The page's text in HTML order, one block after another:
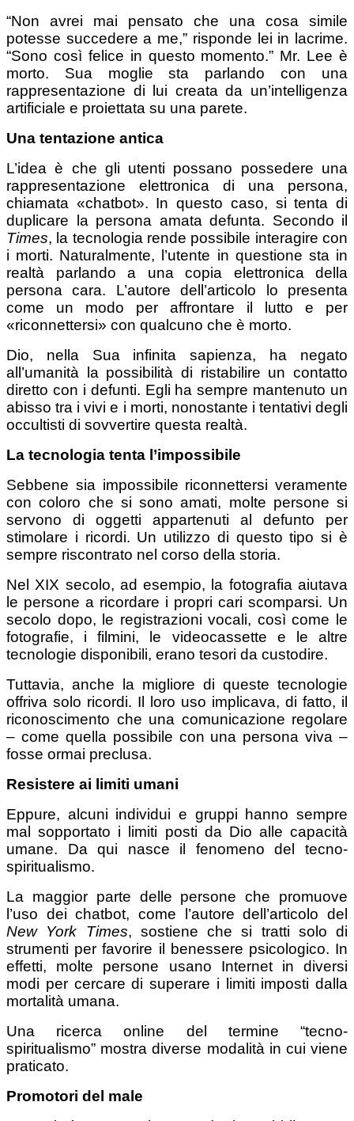
“Non avrei mai pensato che una cosa simile
potesse succedere a me,” risponde lei in lacrime.
“Sono così felice in questo momento.” Mr. Lee è
morto. Sua moglie sta parlando con una
rappresentazione di lui creata da un’intelligenza
artificiale e proiettata su una parete.
Una tentazione antica
L’idea è che gli utenti possano possedere una
rappresentazione elettronica di una persona,
chiamata «chatbot». In questo caso, si tenta di
duplicare la persona amata defunta. Secondo il
Times, la tecnologia rende possibile interagire con
i morti. Naturalmente, l’utente in questione sta in
realtà parlando a una copia elettronica della
persona cara. L’autore dell’articolo lo presenta
come un modo per affrontare il lutto e per
«riconnettersi» con qualcuno che è morto.
Dio, nella Sua infinita sapienza, ha negato
all’umanità la possibilità di ristabilire un contatto
diretto con i defunti. Egli ha sempre mantenuto un
abisso tra i vivi e i morti, nonostante i tentativi degli
occultisti di sovvertire questa realtà.
La tecnologia tenta l’impossibile
Sebbene sia impossibile riconnettersi veramente
con coloro che si sono amati, molte persone si
servono di oggetti appartenuti al defunto per
stimolare i ricordi. Un utilizzo di questo tipo si è
sempre riscontrato nel corso della storia.
Nel XIX secolo, ad esempio, la fotografia aiutava
le persone a ricordare i propri cari scomparsi. Un
secolo dopo, le registrazioni vocali, così come le
fotografie, i filmini, le videocassette e le altre
tecnologie disponibili, erano tesori da custodire.
Tuttavia, anche la migliore di queste tecnologie
offriva solo ricordi. Il loro uso implicava, di fatto, il
riconoscimento che una comunicazione regolare
– come quella possibile con una persona viva –
fosse ormai preclusa.
Resistere ai limiti umani
Eppure, alcuni individui e gruppi hanno sempre
mal sopportato i limiti posti da Dio alle capacità
umane. Da qui nasce il fenomeno del tecno-
spiritualismo.
La maggior parte delle persone che promuove
l’uso dei chatbot, come l’autore dell’articolo del
New York Times, sostiene che si tratti solo di
strumenti per favorire il benessere psicologico. In
effetti, molte persone usano Internet in diversi
modi per cercare di superare i limiti imposti dalla
mortalità umana.
Una ricerca online del termine “tecno-
spiritualismo” mostra diverse modalità in cui viene
praticato.
Promotori del male